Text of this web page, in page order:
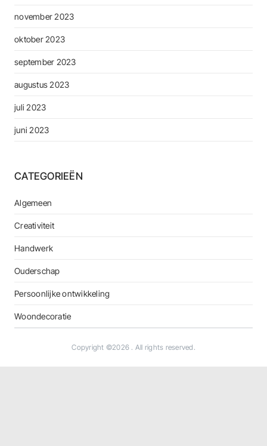
november 2023
oktober 2023
september 2023
augustus 2023
juli 2023
juni 2023
CATEGORIEËN
Algemeen
Creativiteit
Handwerk
Ouderschap
Persoonlijke ontwikkeling
Woondecoratie
Copyright ©2026 . All rights reserved.